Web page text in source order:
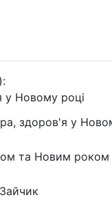
Новому році
здоров'я у
та Новим роком